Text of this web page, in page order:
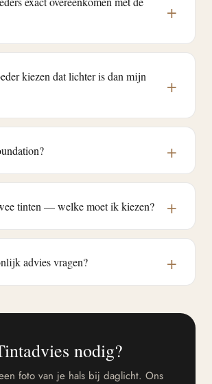
kiezen dat lichter is dan mijn
tinten — welke moet ik kiezen?
advies vragen?
nodig?
foto van je hals bij daglicht. Ons